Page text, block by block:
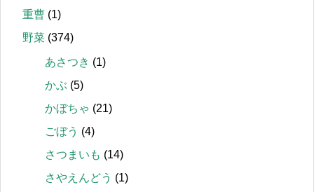
重曹 (1)
野菜 (374)
あさつき (1)
かぶ (5)
かぼちゃ (21)
ごぼう (4)
さつまいも (14)
さやえんどう (1)